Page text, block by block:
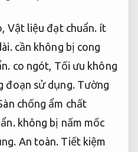
Vật liệu đạt chuẩn. ít
cần không bị cong
co ngót, Tối ưu không
đoạn sử dụng. Tường
chống ẩm chất
không bị nấm mốc
An toàn. Tiết kiệm